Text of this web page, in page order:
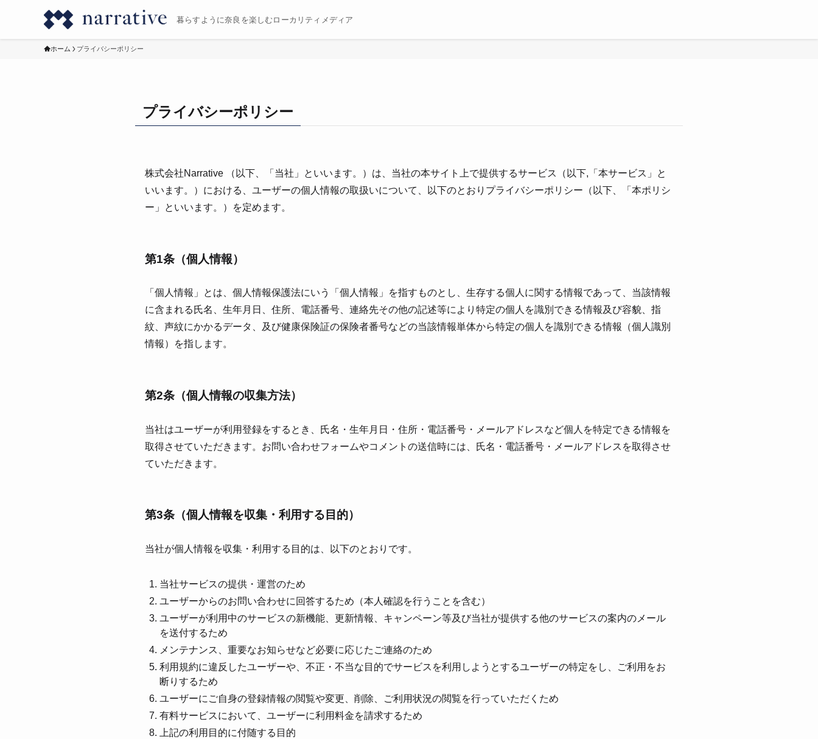
暮らすように奈良を楽しむローカリティメディア
ホーム プライバシーポリシー
プライバシーポリシー
株式会社Narrative （以下、「当社」といいます。）は、当社の本サイト上で提供するサービス（以下,「本サービス」と
いいます。）における、ユーザーの個⼈情報の取扱いについて、以下のとおりプライバシーポリシー（以下、「本ポリシ
ー」といいます。）を定めます。
第1条（個⼈情報）
「個⼈情報」とは、個⼈情報保護法にいう「個⼈情報」を指すものとし、⽣存する個⼈に関する情報であって、当該情報
に含まれる⽒名、⽣年⽉⽇、住所、電話番号、連絡先その他の記述等により特定の個⼈を識別できる情報及び容貌、指
紋、声紋にかかるデータ、及び健康保険証の保険者番号などの当該情報単体から特定の個⼈を識別できる情報（個⼈識別
情報）を指します。
第2条（個⼈情報の収集⽅法）
当社はユーザーが利⽤登録をするとき、⽒名・⽣年⽉⽇・住所・電話番号・メールアドレスなど個⼈を特定できる情報を
取得させていただきます。お問い合わせフォームやコメントの送信時には、⽒名・電話番号・メールアドレスを取得させ
ていただきます。
第3条（個⼈情報を収集・利⽤する⽬的）
当社が個⼈情報を収集・利⽤する⽬的は、以下のとおりです。
当社サービスの提供・運営のため
ユーザーからのお問い合わせに回答するため（本⼈確認を⾏うことを含む）
ユーザーが利⽤中のサービスの新機能、更新情報、キャンペーン等及び当社が提供する他のサービスの案内のメール
を送付するため
メンテナンス、重要なお知らせなど必要に応じたご連絡のため
利⽤規約に違反したユーザーや、不正・不当な⽬的でサービスを利⽤しようとするユーザーの特定をし、ご利⽤をお
断りするため
ユーザーにご⾃⾝の登録情報の閲覧や変更、削除、ご利⽤状況の閲覧を⾏っていただくため
有料サービスにおいて、ユーザーに利⽤料⾦を請求するため
上記の利⽤⽬的に付随する⽬的